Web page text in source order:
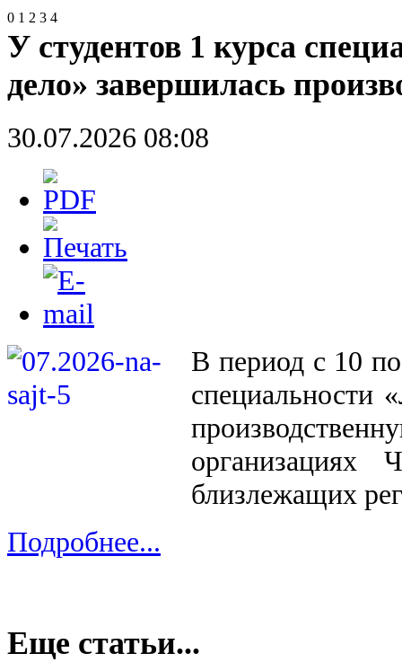
0 1 2 3 4
У студентов 1 курса
дело» завершилась
30.07.2026 08:08
В период с 10
специальности
организациях
близлежащих
Подробнее...
Еще статьи...